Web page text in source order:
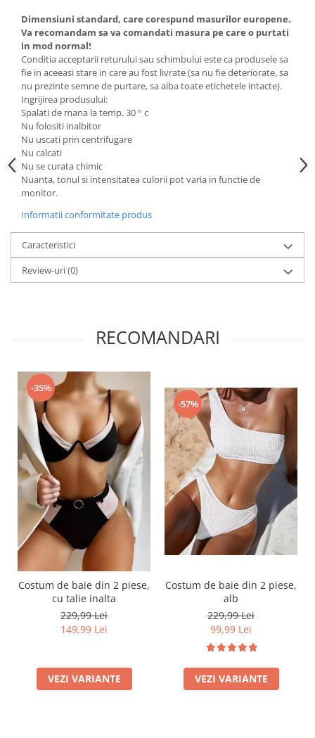
Dimensiuni standard, care corespund masurilor europene.
Va recomandam sa va comandati masura pe care o purtati
in mod normal!
Conditia acceptarii returului sau schimbului este ca produsele sa
fie in aceeasi stare in care au fost livrate (sa nu fie deteriorate, sa
nu prezinte semne de purtare, sa aiba toate etichetele intacte).
Ingrijirea produsului:
Spalati de mana la temp. 30 ° c
Nu folositi inalbitor
Nu uscati prin centrifugare
Nu calcati
Nu se curata chimic
Nuanta, tonul si intensitatea culorii pot varia in functie de
monitor.
Informatii conformitate produs
Caracteristici
Review-uri(0)
RECOMANDARI
-35%
Costum de baie din 2 piese,
cu talie inalta
229,99 Lei
149,99 Lei
VEZI VARIANTE
-57%
Costum de baie din 2 piese,
alb
229,99 Lei
99,99 Lei
VEZI VARIANTE